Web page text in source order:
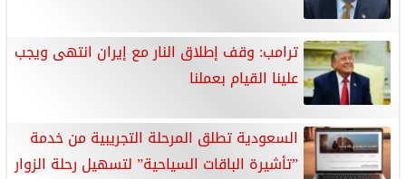
ترامب: وقف إطلاق النار مع إيران انتهى ويجب
علينا القيام بعملنا
السعودية تطلق المرحلة التجريبية من خدمة
”تأشيرة الباقات السياحية” لتسهيل رحلة الزوار